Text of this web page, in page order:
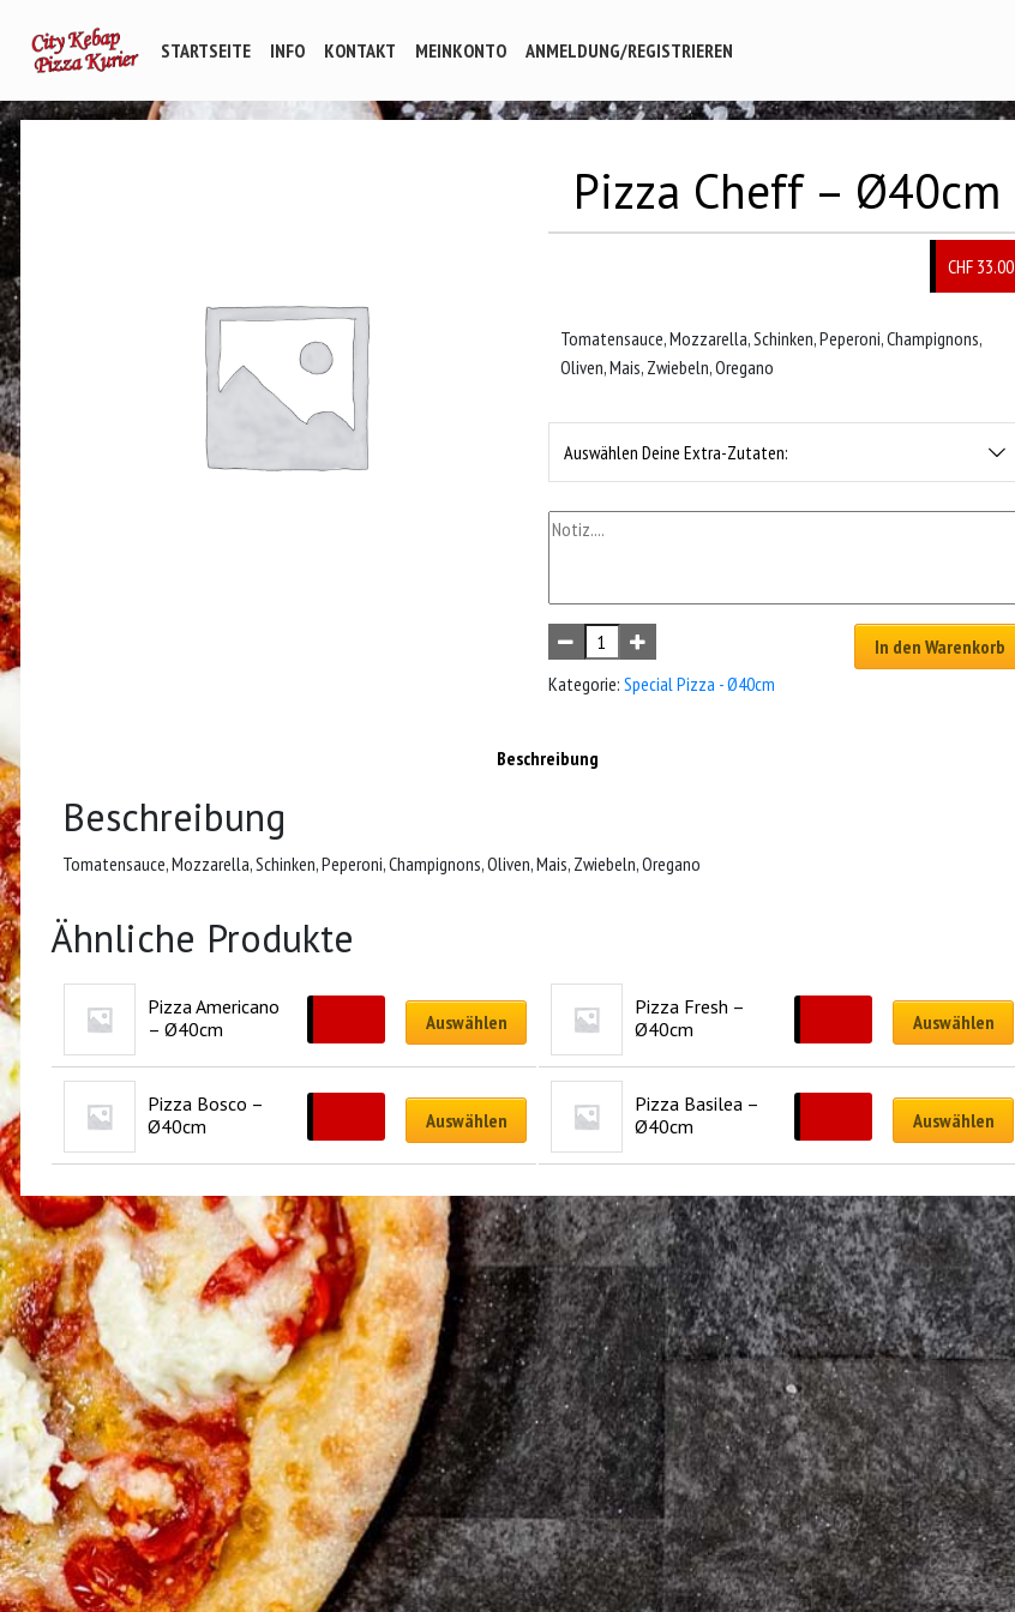
STARTSEITE INFO KONTAKT MEINKONTO ANMELDUNG/REGISTRIEREN
Pizza Cheff – Ø40cm
CHF 33.00
Tomatensauce, Mozzarella, Schinken, Peperoni, Champignons,
Oliven, Mais, Zwiebeln, Oregano
Auswählen Deine Extra-Zutaten:
In den Warenkorb
Kategorie: Special Pizza - Ø40cm
Beschreibung
Beschreibung
Tomatensauce, Mozzarella, Schinken, Peperoni, Champignons, Oliven, Mais, Zwiebeln, Oregano
Ähnliche Produkte
Pizza Americano
– Ø40cm
Auswählen
Pizza Fresh –
Ø40cm
Auswählen
Pizza Bosco –
Ø40cm
Auswählen
Pizza Basilea –
Ø40cm
Auswählen